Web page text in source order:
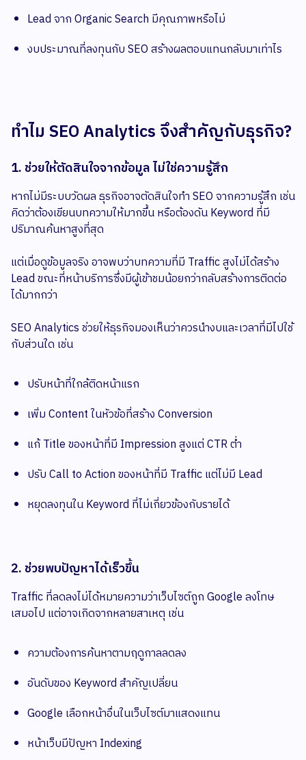
Lead จาก Organic Search มีคุณภาพหรือไม่
งบประมาณที่ลงทุนกับ SEO สร้างผลตอบแทนกลับมาเท่าไร
ทำไม SEO Analytics จึงสำคัญกับธุรกิจ?
1. ช่วยให้ตัดสินใจจากข้อมูล ไม่ใช่ความรู้สึก
หากไม่มีระบบวัดผล ธุรกิจอาจตัดสินใจทำ SEO จากความรู้สึก เช่น
คิดว่าต้องเขียนบทความให้มากขึ้น หรือต้องดัน Keyword ที่มี
ปริมาณค้นหาสูงที่สุด
แต่เมื่อดูข้อมูลจริง อาจพบว่าบทความที่มี Traffic สูงไม่ได้สร้าง
Lead ขณะที่หน้าบริการซึ่งมีผู้เข้าชมน้อยกว่ากลับสร้างการติดต่อ
ได้มากกว่า
SEO Analytics ช่วยให้ธุรกิจมองเห็นว่าควรนำงบและเวลาที่มีไปใช้
กับส่วนใด เช่น
ปรับหน้าที่ใกล้ติดหน้าแรก
เพิ่ม Content ในหัวข้อที่สร้าง Conversion
แก้ Title ของหน้าที่มี Impression สูงแต่ CTR ต่ำ
ปรับ Call to Action ของหน้าที่มี Traffic แต่ไม่มี Lead
หยุดลงทุนใน Keyword ที่ไม่เกี่ยวข้องกับรายได้
2. ช่วยพบปัญหาได้เร็วขึ้น
Traffic ที่ลดลงไม่ได้หมายความว่าเว็บไซต์ถูก Google ลงโทษ
เสมอไป แต่อาจเกิดจากหลายสาเหตุ เช่น
ความต้องการค้นหาตามฤดูกาลลดลง
อันดับของ Keyword สำคัญเปลี่ยน
Google เลือกหน้าอื่นในเว็บไซต์มาแสดงแทน
หน้าเว็บมีปัญหา Indexing